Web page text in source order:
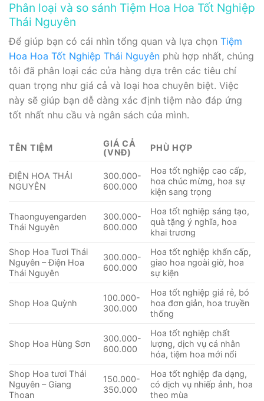
Phân loại và so sánh Tiệm Hoa Hoa Tốt Nghiệp
Thái Nguyên
Để giúp bạn có cái nhìn tổng quan và lựa chọn Tiệm
Hoa Hoa Tốt Nghiệp Thái Nguyên phù hợp nhất, chúng
tôi đã phân loại các cửa hàng dựa trên các tiêu chí
quan trọng như giá cả và loại hoa chuyên biệt. Việc
này sẽ giúp bạn dễ dàng xác định tiệm nào đáp ứng
tốt nhất nhu cầu và ngân sách của mình.
TÊN TIỆM
GIÁ CẢ
(VNĐ)
PHÙ HỢP
ĐIỆN HOA THÁI
NGUYÊN
300.000-
600.000
Hoa tốt nghiệp cao cấp,
hoa chúc mừng, hoa sự
kiện sang trọng
Thaonguyengarden
Thái Nguyên
300.000-
600.000
Hoa tốt nghiệp sáng tạo,
quà tặng ý nghĩa, hoa
khai trương
Shop Hoa Tươi Thái
Nguyên – Điện Hoa
Thái Nguyên
300.000-
600.000
Hoa tốt nghiệp khẩn cấp,
giao hoa ngoài giờ, hoa
sự kiện
Shop Hoa Quỳnh
100.000-
300.000
Hoa tốt nghiệp giá rẻ, bó
hoa đơn giản, hoa truyền
thống
Shop Hoa Hùng Sơn
300.000-
600.000
Hoa tốt nghiệp chất
lượng, dịch vụ cá nhân
hóa, tiệm hoa mới nổi
Shop Hoa tươi Thái
Nguyên – Giang
Thoan
150.000-
350.000
Hoa tốt nghiệp đa dạng,
có dịch vụ nhiếp ảnh, hoa
theo mùa